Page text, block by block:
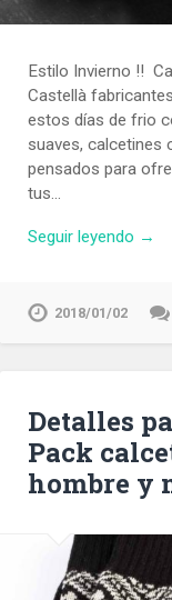
Estilo Invierno !!
Castellà
estos días de frio
suaves, calcetines
pensados para
tus…
Seguir leyendo →
2018/01/02
Detalles
Pack
hombre y